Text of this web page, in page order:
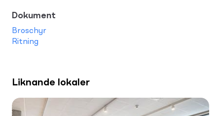
Dokument
Broschyr
Ritning
Liknande lokaler